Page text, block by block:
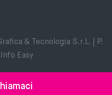
& Tecnologia S.r.L. | P.
Info Easy